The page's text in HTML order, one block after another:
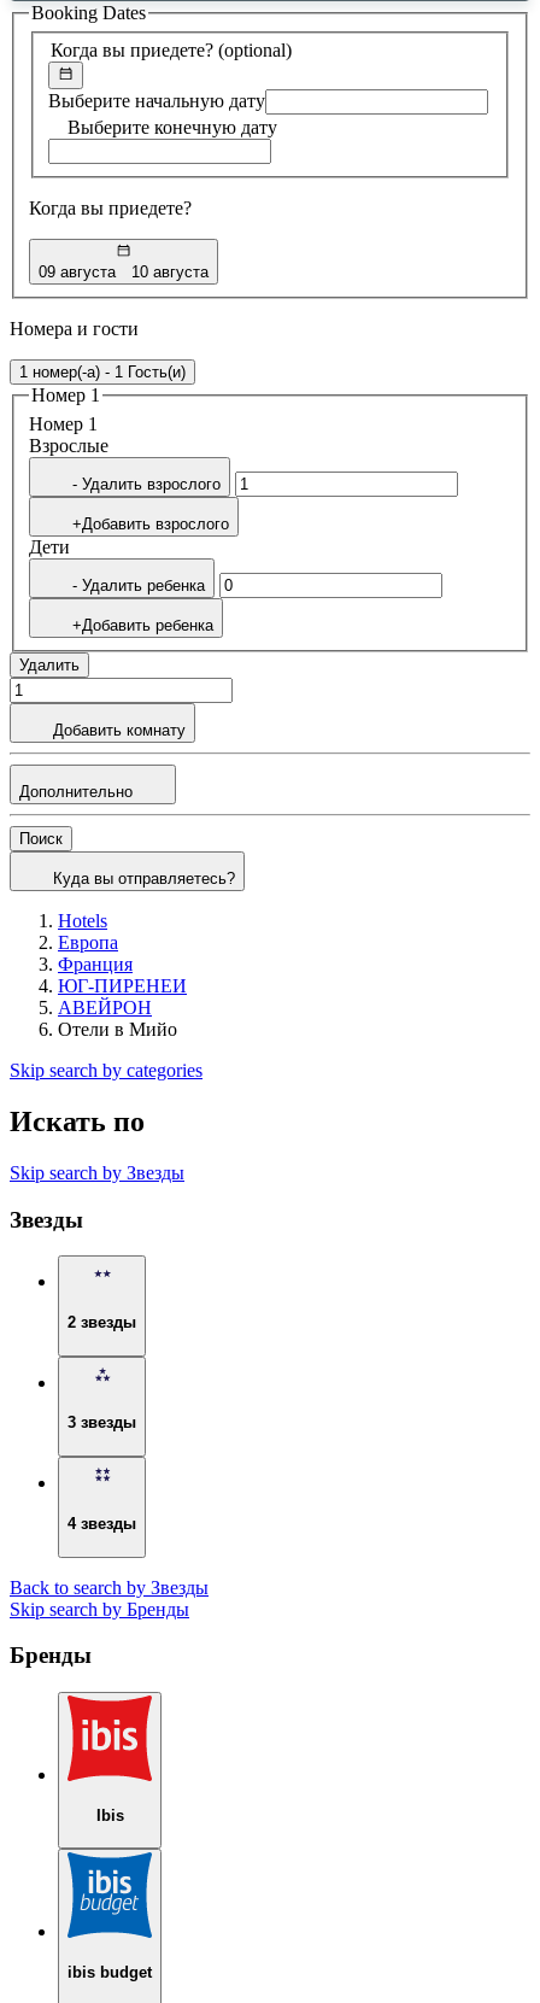
найдено
Когда вы приедете? (optional)
Выберите начальную дату
Выберите конечную дату
Когда вы приедете?
09 августа 10 августа
Booking Dates
Номера и гости
1 номер(-а) - 1 Гость(и)
Номер 1
Номер 1
Bзрослые
- Удалить взрослого
+Добавить взрослого
Дети
- Удалить ребенка
+Добавить ребенка
Удалить
Добавить комнату
Дополнительно
Поиск
Куда вы отправляетесь?
Hotels
Европа
Франция
ЮГ-ПИРЕНЕИ
АВЕЙРОН
Отели в Мийо
Skip search by categories
Искать по
Skip search by Звезды
Звезды
2 звезды
3 звезды
4 звезды
Back to search by Звезды
Skip search by Бренды
Бренды
Ibis
ibis budget